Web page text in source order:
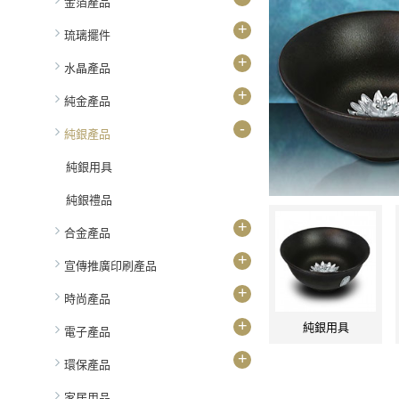
琉璃擺件 +
水晶產品 +
純金產品 +
純銀產品 -
純銀用具
純銀禮品
合金產品 +
宣傳推廣印刷產品 +
時尚產品 +
電子產品 +
環保產品 +
純銀用具